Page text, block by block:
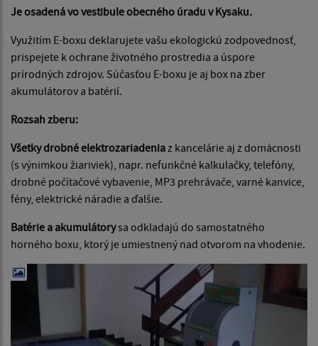
Je osadená vo vestibule obecného úradu v Kysaku.
Využitím E-boxu deklarujete vašu ekologickú zodpovednosť,
prispejete k ochrane životného prostredia a úspore
prírodných zdrojov. Súčasťou E-boxu je aj box na zber
akumulátorov a batérií.
Rozsah zberu:
Všetky drobné elektrozariadeniaz kancelárie aj z domácnosti
(s výnimkou žiariviek), napr. nefunkčné kalkulačky, telefóny,
drobné počítačové vybavenie, MP3 prehrávače, varné kanvice,
fény, elektrické náradie a ďalšie.
Batérie a akumulátorysa odkladajú do samostatného
horného boxu, ktorý je umiestnený nad otvorom na vhodenie.